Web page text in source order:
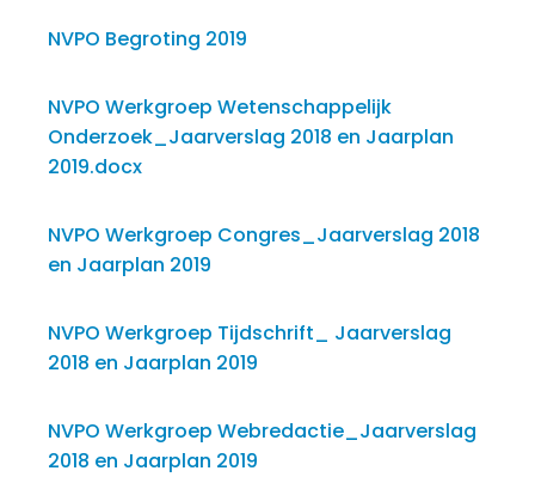
NVPO Begroting 2019
NVPO Werkgroep Wetenschappelijk
Onderzoek_Jaarverslag 2018 en Jaarplan
2019.docx
NVPO Werkgroep Congres_Jaarverslag 2018
en Jaarplan 2019
NVPO Werkgroep Tijdschrift_ Jaarverslag
2018 en Jaarplan 2019
NVPO Werkgroep Webredactie_Jaarverslag
2018 en Jaarplan 2019